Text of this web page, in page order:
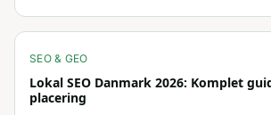
SEO & GEO
Lokal SEO Danmark 2026: Komplet
placering